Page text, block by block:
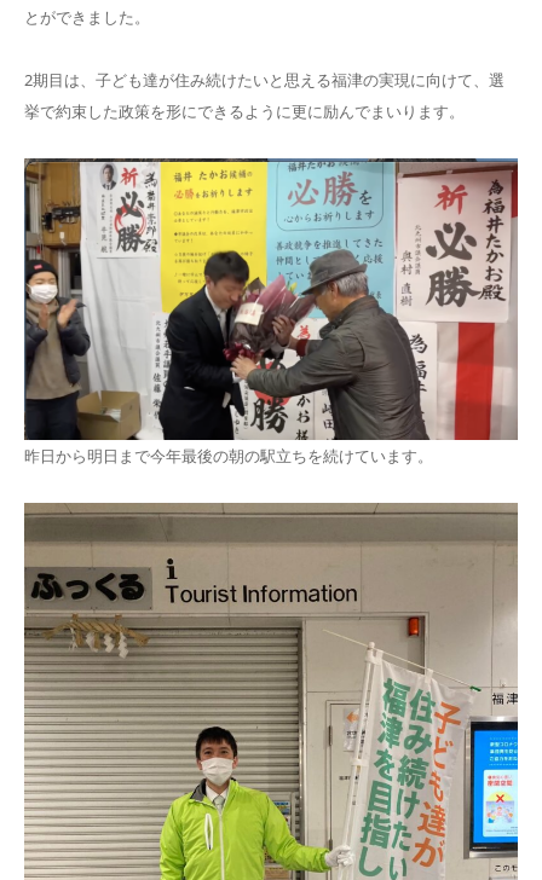
とができました。
2期目は、子ども達が住み続けたいと思える福津の実現に向けて、選
挙で約束した政策を形にできるように更に励んでまいります。
昨日から明日まで今年最後の朝の駅立ちを続けています。